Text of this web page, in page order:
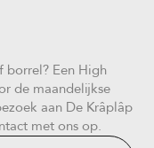
borrel? Een High
de maandelijkse
aan De Krâplâp
met ons op.